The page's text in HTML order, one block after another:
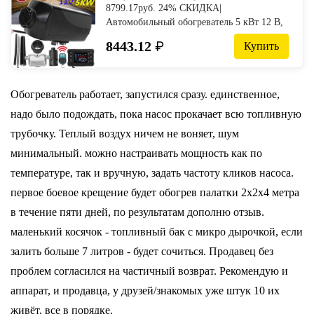
8799.17руб. 24% СКИДКА|
Автомобильный обогреватель 5 кВт 12 В,
воздушный обогреватель, стояночный
обогреватель с пультом дистанционного
вентиляторы from Автомобили и
11_Singles' Day
8443.12 ₽ Купить
Обогреватель работает, запустился сразу. единственное,
надо было подождать, пока насос прокачает всю топливную
трубочку. Теплый воздух ничем не воняет, шум
минимальный. можно настраивать мощность как по
температуре, так и вручную, задать частоту кликов насоса.
первое боевое крещение будет обогрев палатки 2х2х4 метра
в течение пяти дней, по результатам дополню отзыв.
маленький косячок - топливный бак с микро дырочкой, если
залить больше 7 литров - будет сочиться. Продавец без
проблем согласился на частичный возврат. Рекомендую и
аппарат, и продавца, у друзей/знакомых уже штук 10 их
живёт, все в порядке.